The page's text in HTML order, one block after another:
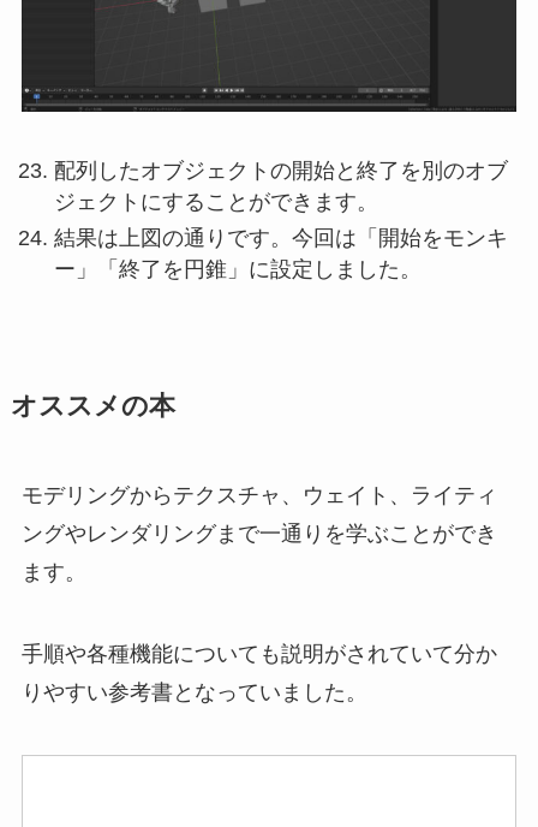
配列したオブジェクトの開始と終了を別のオブ
ジェクトにすることができます。
結果は上図の通りです。今回は「開始をモンキ
ー」「終了を円錐」に設定しました。
オススメの本
モデリングからテクスチャ、ウェイト、ライティ
ングやレンダリングまで一通りを学ぶことができ
ます。
手順や各種機能についても説明がされていて分か
りやすい参考書となっていました。